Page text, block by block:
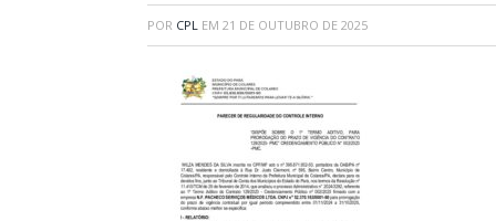
POR CPL EM 21 DE OUTUBRO DE 2025